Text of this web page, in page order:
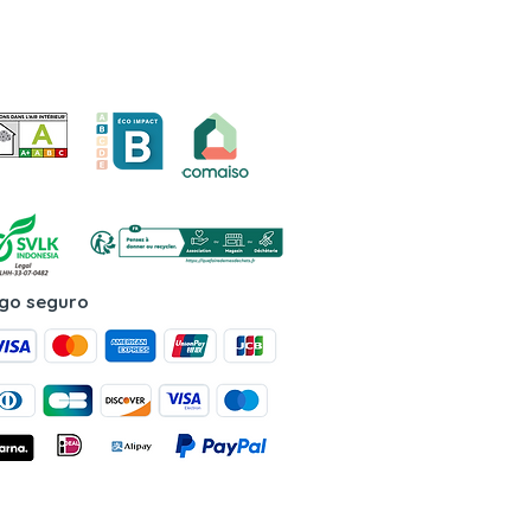
seguro